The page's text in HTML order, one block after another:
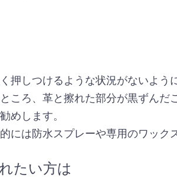
しつけるような状況がないよう
ころ、革と擦れた部分が黒ずん
めします。
は防水スプレーや専用のワック
たい方は